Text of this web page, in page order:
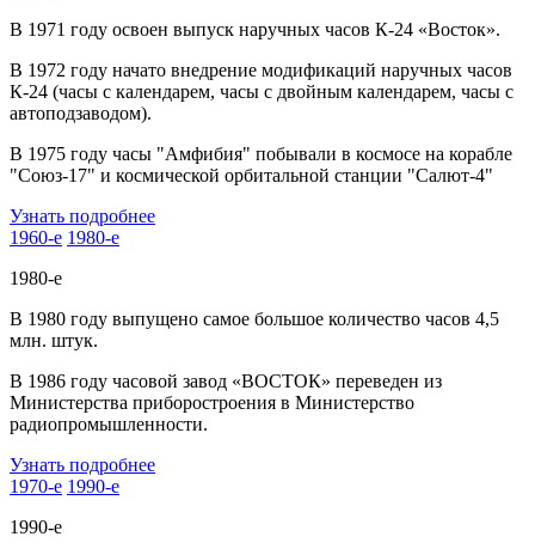
В 1971 году освоен выпуск наручных часов К-24 «Восток».
В 1972 году начато внедрение модификаций наручных часов
К-24 (часы с календарем, часы с двойным календарем, часы с
автоподзаводом).
В 1975 году часы "Амфибия" побывали в космосе на корабле
"Союз-17" и космической орбитальной станции "Салют-4"
Узнать подробнее
1960-е 1980-е
1980-е
В 1980 году выпущено самое большое количество часов 4,5
млн. штук.
В 1986 году часовой завод «ВОСТОК» переведен из
Министерства приборостроения в Министерство
радиопромышленности.
Узнать подробнее
1970-е 1990-е
1990-е